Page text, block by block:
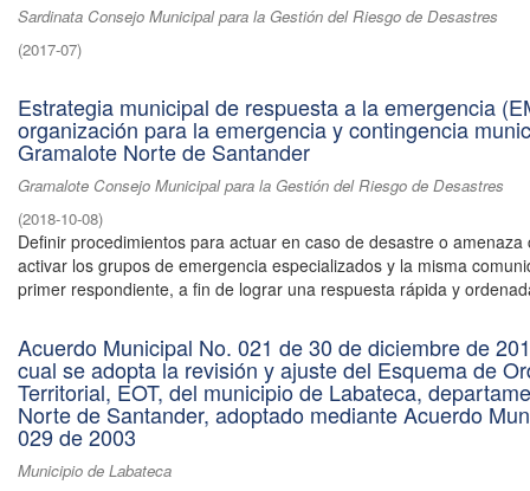
Sardinata Consejo Municipal para la Gestión del Riesgo de Desastres
(2017-07)
Estrategia municipal de respuesta a la emergencia
organización para la emergencia y contingencia
Gramalote Norte de Santander
Gramalote Consejo Municipal para la Gestión del Riesgo de Desastres
(2018-10-08)
Definir procedimientos para actuar en caso de desastre o amenaza
activar los grupos de emergencia especializados y la misma
primer respondiente, a fin de lograr una respuesta rápida y
Acuerdo Municipal No. 021 de 30 de diciembre de
cual se adopta la revisión y ajuste del Esquema de
Territorial, EOT, del municipio de Labateca,
Norte de Santander, adoptado mediante Acuerdo
029 de 2003
Municipio de Labateca